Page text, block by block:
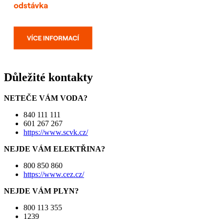
Důležité kontakty
NETEČE VÁM VODA?
840 111 111
601 267 267
https://www.scvk.cz/
NEJDE VÁM ELEKTŘINA?
800 850 860
https://www.cez.cz/
NEJDE VÁM PLYN?
800 113 355
1239